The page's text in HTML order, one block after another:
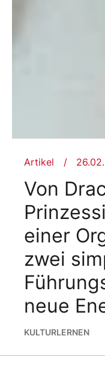
Artikel
Von
einer
zwei
neue
KULTURLERNEN